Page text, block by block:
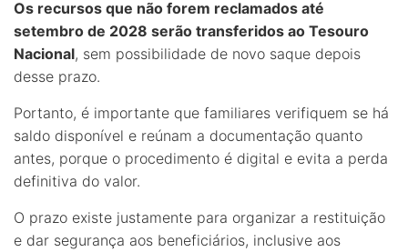
Os recursos que não forem reclamados até
setembro de 2028 serão transferidos ao Tesouro
Nacional, sem possibilidade de novo saque depois
desse prazo.
Portanto, é importante que familiares verifiquem se há
saldo disponível e reúnam a documentação quanto
antes, porque o procedimento é digital e evita a perda
definitiva do valor.
O prazo existe justamente para organizar a restituição
e dar segurança aos beneficiários, inclusive aos